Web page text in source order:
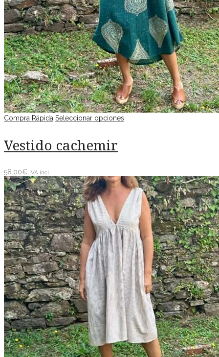
Compra Rápida Seleccionar opciones
Vestido cachemir
58.00€ IVA incl.